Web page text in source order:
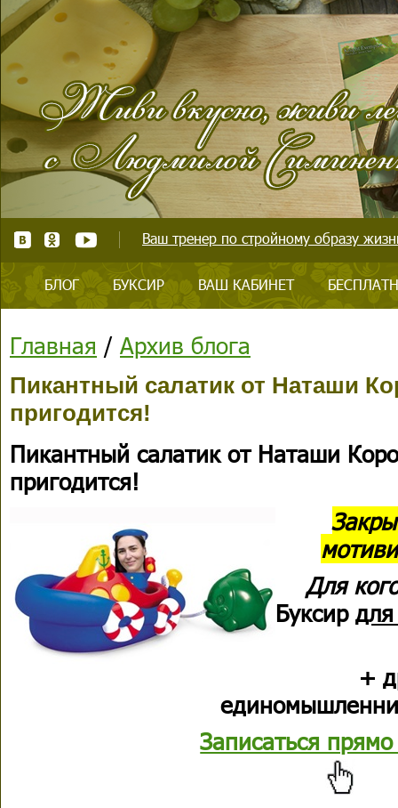
Ваш тренер по стройному образу
БЛОГ БУКСИР ВАШ КАБИНЕТ
Главная / Архив блога
Пикантный салатик от Наташи
пригодится!
Пикантный салатик от Наташи
пригодится!
Для
Буксир
+
Записаться